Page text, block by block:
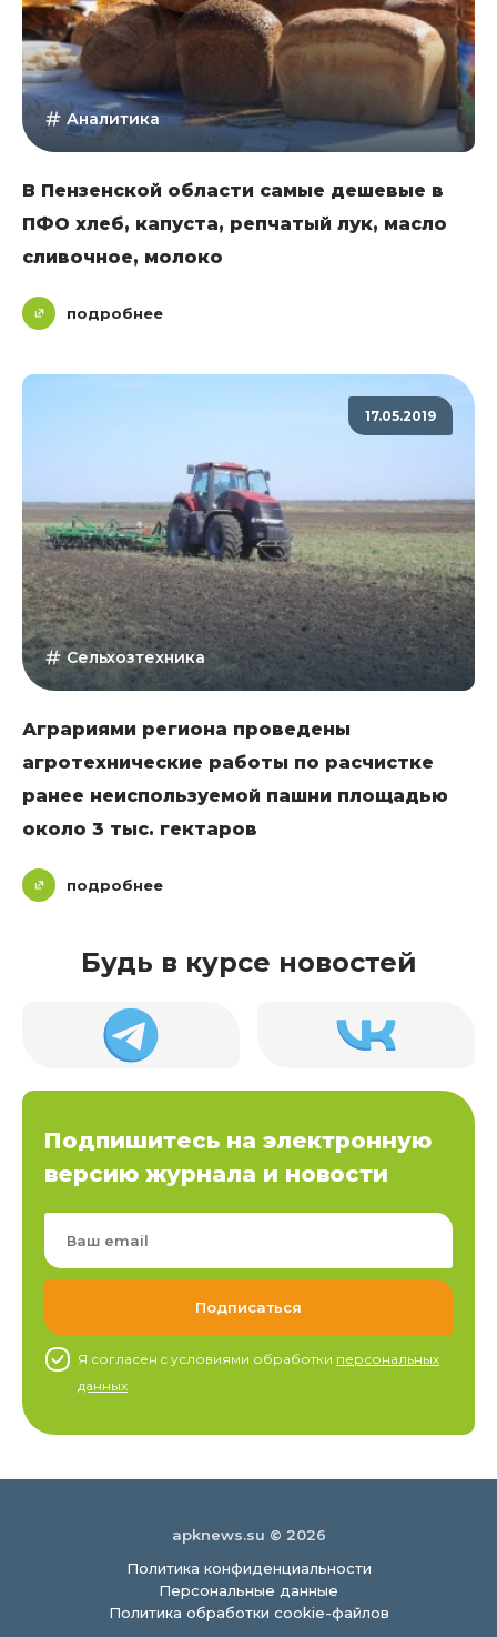
Аналитика
В Пензенской области самые дешевые в
ПФО хлеб, капуста, репчатый лук, масло
сливочное, молоко
подробнее
17.05.2019
Сельхозтехника
Аграриями региона проведены
агротехнические работы по расчистке
ранее неиспользуемой пашни площадью
около 3 тыс. гектаров
подробнее
Будь в курсе новостей
Подпишитесь на электронную
версию журнала и новости
Я согласен c условиями обработки персональных
данных
apknews.su © 2026
Политика конфиденциальности
Персональные данные
Политика обработки cookie-файлов